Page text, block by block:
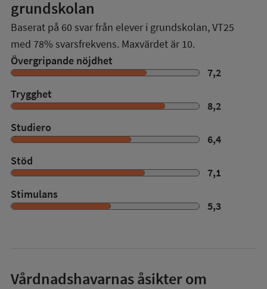
grundskolan
Baserat på 60 svar från elever i grundskolan,VT25
med 78% svarsfrekvens. Maxvärdet är 10.
Övergripande nöjdhet
7,2
Trygghet
8,2
Studiero
6,4
Stöd
7,1
Stimulans
5,3
Vårdnadshavarnas åsikter om